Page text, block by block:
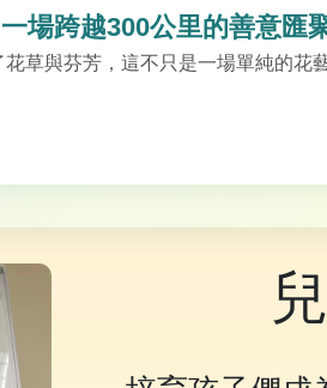
場跨越300公里的善意匯
草與芬芳，這不只是一場單純的花